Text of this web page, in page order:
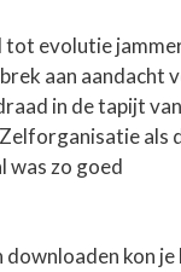
tot evolutie
aan aandacht
in de tapijt van
als
was zo goed
kon je